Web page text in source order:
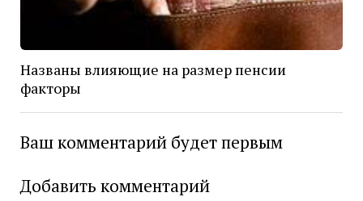
Названы влияющие на размер пенсии
факторы
Ваш комментарий будет первым
Добавить комментарий